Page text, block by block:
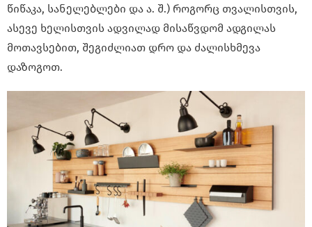
წიწაკა, სანელებლები და ა. შ.) როგორც თვალისთვის,
ასევე ხელისთვის ადვილად მისაწვდომ ადგილას
მოთავსებით, შეგიძლიათ დრო და ძალისხმევა
დაზოგოთ.